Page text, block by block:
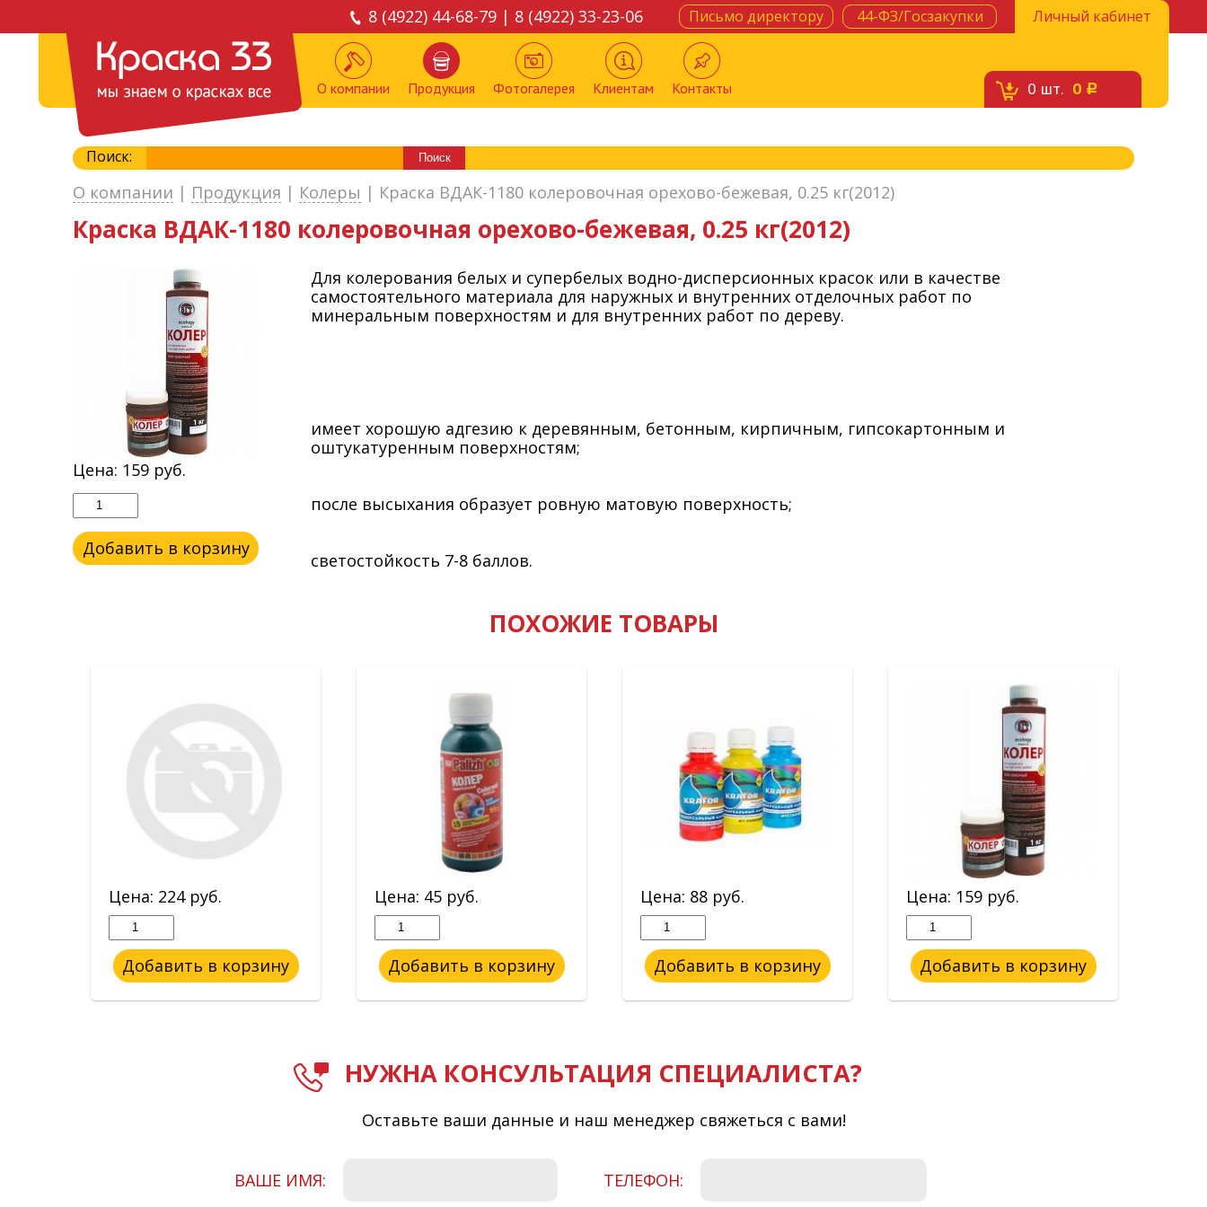
Личный кабинет
44-ФЗ/Госзакупки
Письмо директору
8 (4922) 44-68-79 | 8 (4922) 33-23-06
0 шт. 0 c
О компании Продукция Фотогалерея Клиентам Контакты
Поиск:
О компании | Продукция | Колеры | Краска ВДАК-1180 колеровочная орехово-бежевая, 0.25 кг(2012)
Краска ВДАК-1180 колеровочная орехово-бежевая, 0.25 кг(2012)
Цена: 159 руб.
Добавить в корзину
Для колерования белых и супербелых водно-дисперсионных красок или в качестве
самостоятельного материала для наружных и внутренних отделочных работ по
минеральным поверхностям и для внутренних работ по дереву.
имеет хорошую адгезию к деревянным, бетонным, кирпичным, гипсокартонным и
оштукатуренным поверхностям;
после высыхания образует ровную матовую поверхность;
светостойкость 7-8 баллов.
ПОХОЖИЕ ТОВАРЫ
Цена: 224руб.
Добавить в корзину
Цена: 45 руб.
Добавить в корзину
Цена: 88 руб.
Добавить в корзину
Цена: 159 руб.
Добавить в корзину
НУЖНА КОНСУЛЬТАЦИЯ СПЕЦИАЛИСТА?
Оставьте ваши данные и наш менеджер свяжеться с вами!
ВАШЕ ИМЯ:
ТЕЛЕФОН: